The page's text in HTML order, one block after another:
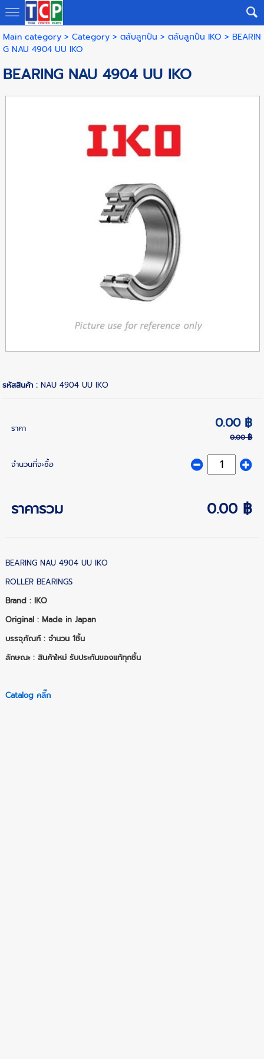
Main category> Category> ตลับลูกปืน > ตลับลูกปืน IKO > BEARIN
G NAU 4904 UU IKO
BEARING NAU 4904 UU IKO
รหัสสินค้า :NAU 4904 UU IKO
ราคา 0.00 ฿
0.00 ฿
จำนวนที่จะซื้อ
ราคารวม 0.00 ฿
BEARING NAU 4904 UU IKO
ROLLER BEARINGS
Brand : IKO
Original : Made in Japan
บรรจุภัณฑ์ : จำนวน 1ชิ้น
ลักษณะ : สินค้าใหม่ รับประกันของแท้ทุกชิ้น
Catalog คลิ๊ก